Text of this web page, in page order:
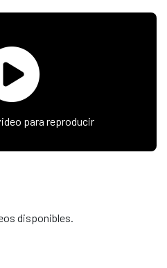
para reproducir
disponibles.